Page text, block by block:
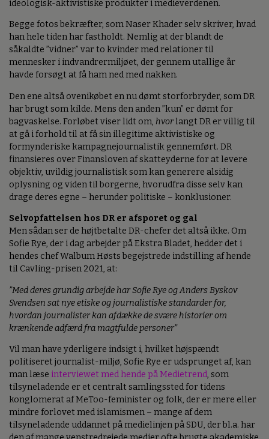
ideologisk-aktivistiske produkter i medieverdenen.
Begge fotos bekræfter, som Naser Khader selv skriver, hvad
han hele tiden har fastholdt. Nemlig at der blandt de
såkaldte ”vidner” var to kvinder med relationer til
mennesker i indvandrermiljøet, der gennem utallige år
havde forsøgt at få ham ned med nakken.
Den ene altså ovenikøbet en nu dømt storforbryder, som DR
har brugt som kilde. Mens den anden ”kun” er dømt for
bagvaskelse. Forløbet viser lidt om, hvorlangt DR er villig til
at gå i forhold til at få sin illegitime aktivistiske og
formynderiske kampagnejournalistik gennemført. DR
finansieres over Finansloven af skatteyderne for at levere
objektiv, uvildig journalistisk som kan generere alsidig
oplysning og viden til borgerne, hvorudfra disse selv kan
drage deres egne – herunder politiske – konklusioner.
Selvopfattelsen hos DR er afsporet og gal
Men sådan ser de højtbetalte DR-chefer det altså ikke. Om
Sofie Rye, der i dag arbejder på Ekstra Bladet, hedder det i
hendes chef Walbum Høsts begejstrede indstilling af hende
til Cavling-prisen 2021, at:
”Med deres grundig arbejde har Sofie Rye og Anders Byskov
Svendsen sat nye etiske og journalistiske standarder for,
hvordan journalister kan afdække de svære historier om
krænkende adfærd fra magtfulde personer”
Vil man have yderligere indsigt i, hvilket højspændt
politiseret journalist-miljø, Sofie Rye er udsprunget af, kan
man læse interviewet med hende på Medietrend, som
tilsyneladende er et centralt samlingssted for tidens
konglomerat af MeToo-feminister og folk, der er mere eller
mindre forlovet med islamismen – mange af dem
tilsyneladende uddannet på medielinjen på SDU, der bl.a. har